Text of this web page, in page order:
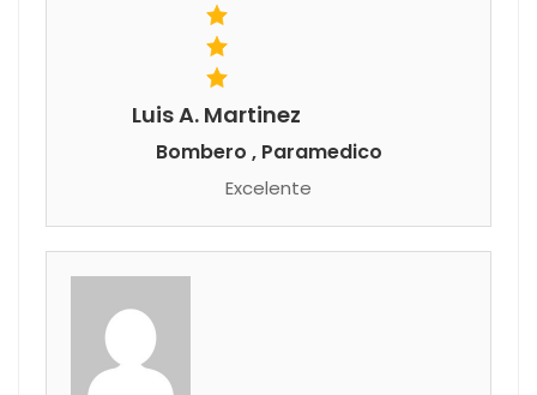
Luis A. Martinez
Bombero , Paramedico
Excelente